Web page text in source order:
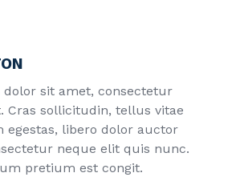
sit amet, consectetur
Cras sollicitudin, tellus vitae
egestas, libero dolor auctor
neque elit quis nunc.
pretium est congit.